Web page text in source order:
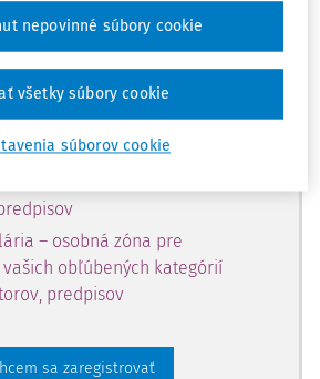
získajte prístup na 10 dní
sa len zaregistrovať.
získate prístup aj k
obsahu:
– osobná zóna pre
obľúbených kategórií
predpisov
sa zaregistrovať
súborov cookie
nepovinné súbory cookie
všetky súbory cookie